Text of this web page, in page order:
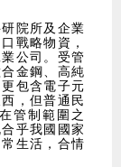
院所及企業
戰略物資，
公司。受管
金鋼、高純
包含電子元
，但普通民
管制範圍之
乎我國國家
生活，合情